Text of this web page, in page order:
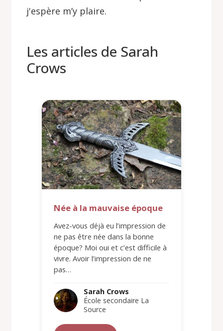
j'espère m’y plaire.
Les articles de Sarah
Crows
Née à la mauvaise époque
Avez-vous déjà eu l’impression de
ne pas être née dans la bonne
époque? Moi oui et c’est difficile à
vivre. Avoir l’impression de ne
pas…
Sarah Crows
École secondaire La
Source